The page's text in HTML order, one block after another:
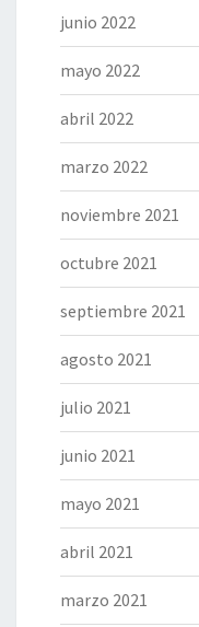
junio 2022
mayo 2022
abril 2022
marzo 2022
noviembre 2021
octubre 2021
septiembre 2021
agosto 2021
julio 2021
junio 2021
mayo 2021
abril 2021
marzo 2021